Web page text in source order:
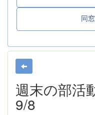
同
週末の部活
9/8